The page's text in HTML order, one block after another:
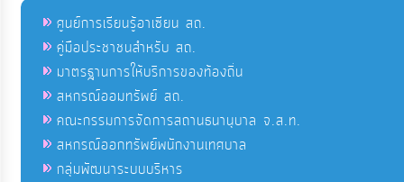
ศูนย์การเรียนรู้อาเซียน สถ.
คู่มือประชาชนสำหรับ สถ.
มาตรฐานการให้บริการของท้องถิ่น
สหกรณ์ออมทรัพย์ สถ.
คณะกรรมการจัดการสถานธนานุบาล จ.ส.ท.
สหกรณ์ออกทรัพย์พนักงานเทศบาล
กลุ่มพัฒนาระบบบริหาร